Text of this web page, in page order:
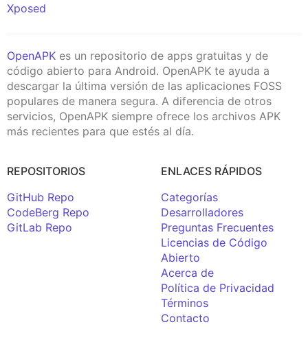
Xposed
OpenAPK es un repositorio de apps gratuitas y de
código abierto para Android. OpenAPK te ayuda a
descargar la última versión de las aplicaciones FOSS
populares de manera segura. A diferencia de otros
servicios, OpenAPK siempre ofrece los archivos APK
más recientes para que estés al día.
REPOSITORIOS
GitHub Repo
CodeBerg Repo
GitLab Repo
ENLACES RÁPIDOS
Categorías
Desarrolladores
Preguntas Frecuentes
Licencias de Código
Abierto
Acerca de
Política de Privacidad
Términos
Contacto